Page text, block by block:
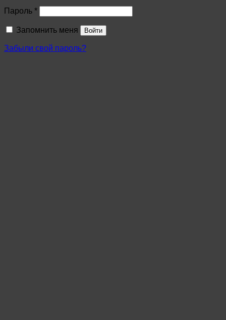
Пароль *
Запомнить меня Войти
Забыли свой пароль?